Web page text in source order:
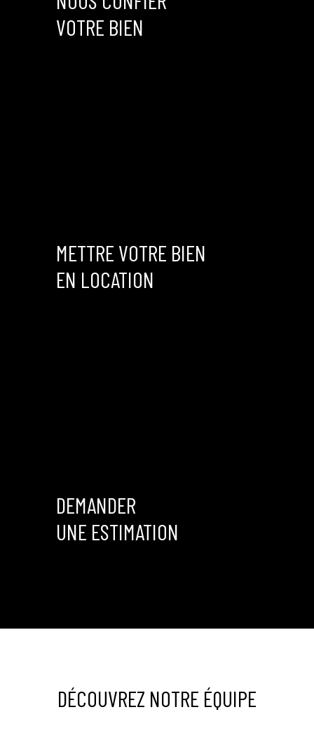
procédure de recouvrement en cours. AUDIT réalisé ainsi que les
diagnostics Mis en vente chez ESTIA Immobilier RCS 894 017 862
VOTRE BIEN
METTRE VOTRE BIEN
EN LOCATION
DEMANDER
UNE ESTIMATION
DÉCOUVREZ NOTRE ÉQUIPE